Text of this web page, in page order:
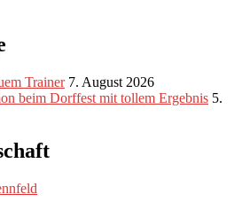
Trainer 7. August 2026
beim Dorffest mit tollem Ergebnis 5.